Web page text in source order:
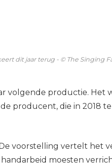
dit jaar terug - © The Singing
volgende productie. Het
producent, die in 2018
voorstelling vertelt het
moesten